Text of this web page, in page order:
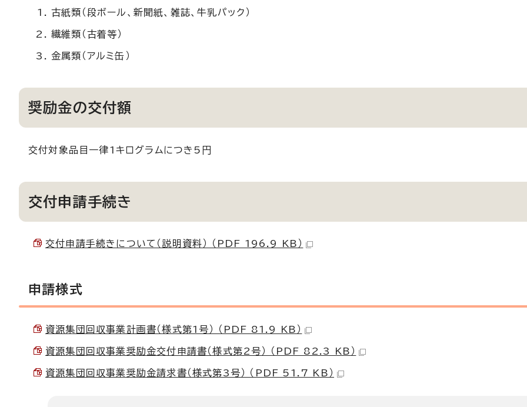
古紙類（段ボール、新聞紙、雑誌、牛乳パック）
繊維類（古着等）
金属類（アルミ缶）
奨励金の交付額
交付対象品目一律1キログラムにつき5円
交付申請手続き
交付申請手続きについて（説明資料） （PDF 196.9 KB）
申請様式
資源集団回収事業計画書（様式第1号） （PDF 81.9 KB）
資源集団回収事業奨励金交付申請書（様式第2号） （PDF 82.3 KB）
資源集団回収事業奨励金請求書（様式第3号） （PDF 51.7 KB）